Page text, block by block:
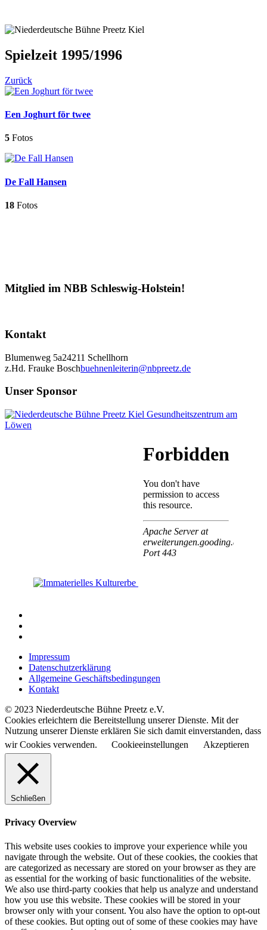
Spielzeit 1995/1996
Zurück
Een Joghurt för twee
5 Fotos
De Fall Hansen
18 Fotos
Mitglied im NBB Schleswig-Holstein!
Kontakt
Blumenweg 5a24211 Schellhorn
z.Hd. Frauke Boschbuehnenleiterin@nbpreetz.de
Unser Sponsor
Impressum
Datenschutzerklärung
Allgemeine Geschäftsbedingungen
Kontakt
© 2023 Niederdeutsche Bühne Preetz e.V.
Cookies erleichtern die Bereitstellung unserer Dienste. Mit der
Nutzung unserer Dienste erklären Sie sich damit einverstanden, dass
wir Cookies verwenden.
Cookieeinstellungen Akzeptieren
Schließen
Privacy Overview
This website uses cookies to improve your experience while you
navigate through the website. Out of these cookies, the cookies that
are categorized as necessary are stored on your browser as they are
as essential for the working of basic functionalities of the website.
We also use third-party cookies that help us analyze and understand
how you use this website. These cookies will be stored in your
browser only with your consent. You also have the option to opt-out
of these cookies. But opting out of some of these cookies may have